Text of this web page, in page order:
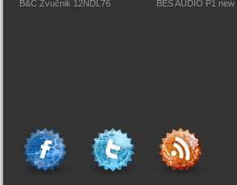
B&C Zvučnik 12NDL76
BES AUDIO P1 new